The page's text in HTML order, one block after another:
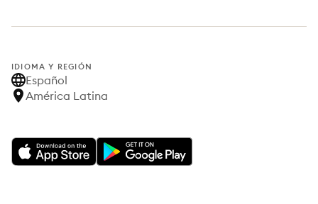
IDIOMA Y REGIÓN
Español
América Latina